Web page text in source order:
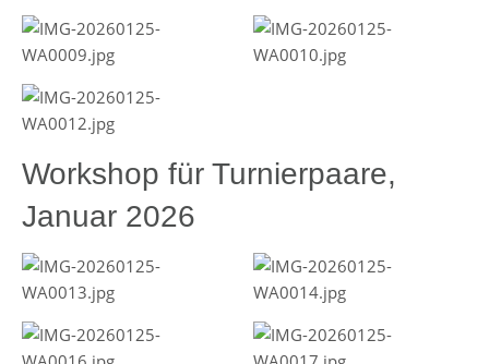
Workshop für Turnierpaare,
Januar 2026